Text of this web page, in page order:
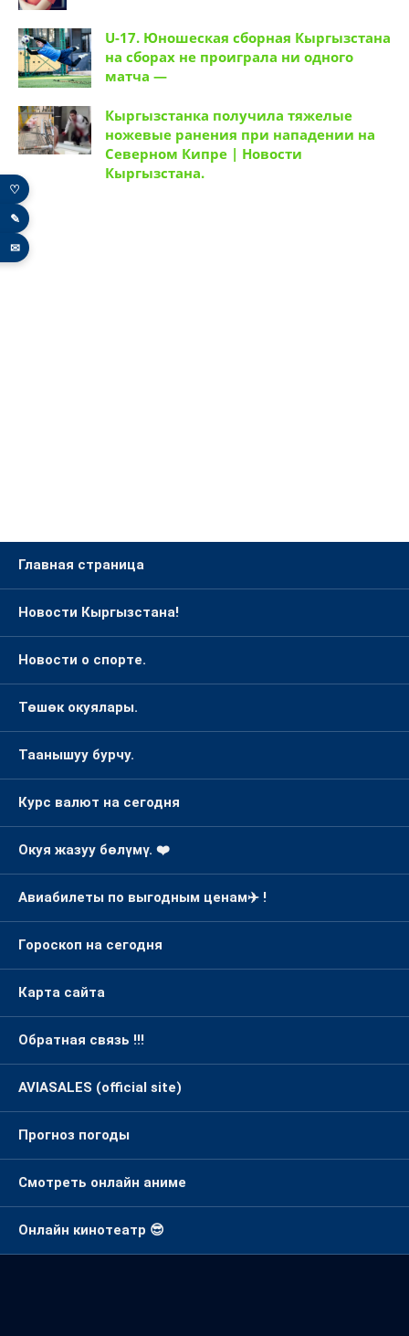
U-17. Юношеская сборная Кыргызстана
на сборах не проиграла ни одного
матча —
Кыргызстанка получила тяжелые
ножевые ранения при нападении на
Северном Кипре | Новости
Кыргызстана.
Главная страница
Новости Кыргызстана!
Новости о спорте.
Төшөк окуялары.
Таанышуу бурчу.
Курс валют на сегодня
Окуя жазуу бөлүмү. ❤️
Авиабилеты по выгодным ценам✈️ !
Гороскоп на сегодня
Карта сайта
Обратная связь !!!
AVIASALES (official site)
Прогноз погоды
Смотреть онлайн аниме
Онлайн кинотеатр 😎
♡
✎
✉